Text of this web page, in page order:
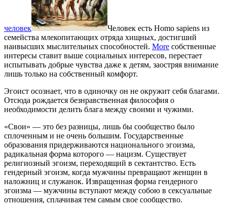
человек
Человек есть Homo sapiens из
семейства млекопитающих отряда хищных, достигший
наивысших мыслительных способностей. More собственные
интересы ставит выше социальных интересов, перестает
испытывать добрые чувства даже к детям, заостряя внимание
лишь только на собственный комфорт.
Эгоист осознает, что в одиночку он не окружит себя благами.
Отсюда рождается безнравственная философия о
необходимости делить блага между своими и чужими.
«Свои» — это без разницы, лишь бы сообщество было
сплоченным и не очень большим. Государственные
образования придерживаются национального эгоизма,
радикальная форма которого — нацизм. Существует
религиозный эгоизм, переходящий в сектантство. Есть
гендерный эгоизм, когда мужчины превращают женщин в
наложниц и служанок. Извращенная форма гендерного
эгоизма — мужчины вступают между собою в сексуальные
отношения, сплачивая тем самым свое сообщество.